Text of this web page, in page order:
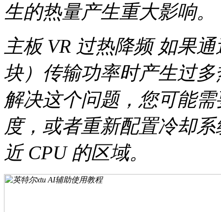
生的热量产生重大影响。
主板 VR 过热降频 如果
块）传输功率时产生过
解决这个问题，您可能
度，或者重新配置冷却
近 CPU 的区域。